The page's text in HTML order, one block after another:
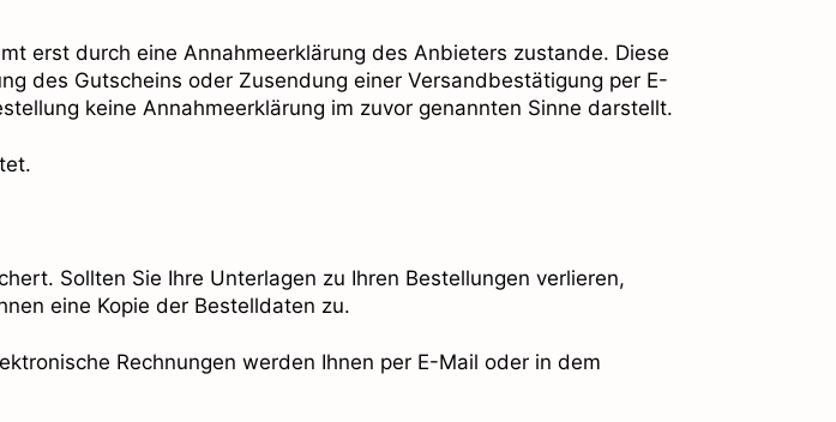
erst durch eine Annahmeerklärung des Anbieters zustande. Diese
des Gutscheins oder Zusendung einer Versandbestätigung per E-
keine Annahmeerklärung im zuvor genannten Sinne darstellt.
Sollten Sie Ihre Unterlagen zu Ihren Bestellungen verlieren,
eine Kopie der Bestelldaten zu.
Rechnungen werden Ihnen per E-Mail oder in dem